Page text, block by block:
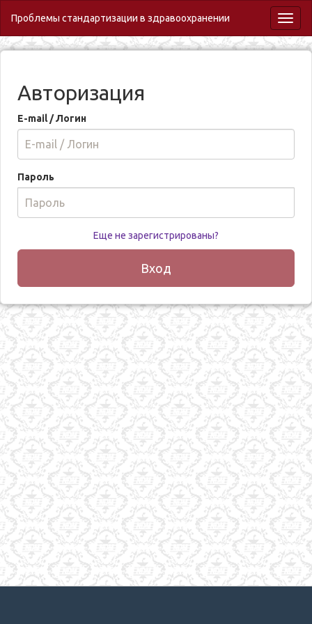
Проблемы стандартизации в здравоохранении
Авторизация
E-mail / Логин
Пароль
Еще не зарегистрированы?
Вход